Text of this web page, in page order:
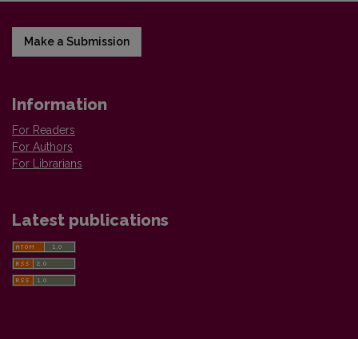
Make a Submission
Information
For Readers
For Authors
For Librarians
Latest publications